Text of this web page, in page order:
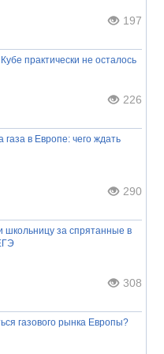
197
практически не осталось
226
газа в Европе: чего ждать
290
за спрятанные в
308
газового рынка Европы?